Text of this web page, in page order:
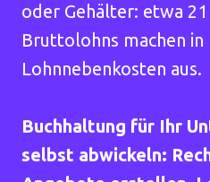
oder Gehälter: etwa
Bruttolohns machen in
Lohnnebenkosten aus.
Buchhaltung für Ihr
selbst abwickeln: